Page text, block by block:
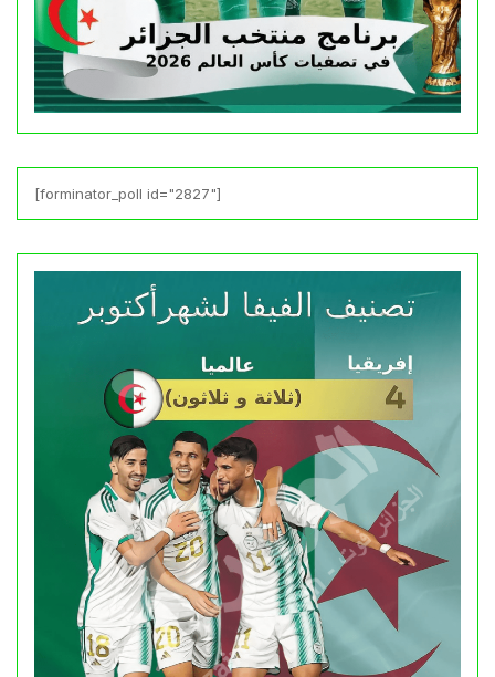
[forminator_poll id="2827"]